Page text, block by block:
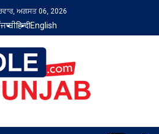
ਅਗਸਤ 06, 2026
हिन्दीEnglish